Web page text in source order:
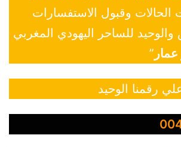
وقبول الاستفسارات
للساحر اليهودي المغربي
”
رقمنا الوحيد